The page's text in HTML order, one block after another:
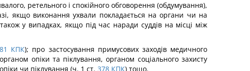
ретельного і спокійного обговорення (обдумування),
якщо виконання ухвали покладається на органи чи на
у випадках, якщо під час наради суддів на місці між
81 КПК); про застосування примусових заходів медичного
опіки та піклування, органом соціального захисту
чи піклування (ч. 1 ст. 378 КПК) тощо.